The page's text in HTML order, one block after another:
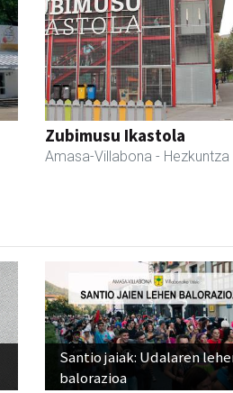
Zubimusu Ikastola
Amasa-Villabona - Hezkuntza
Santio jaiak: Udalaren
balorazioa